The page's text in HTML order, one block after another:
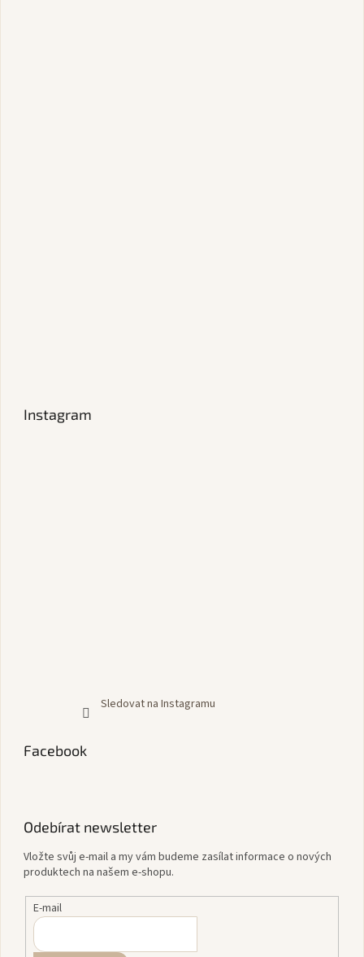
Instagram
Sledovat na Instagramu
Facebook
Odebírat newsletter
Vložte svůj e-mail a my vám budeme zasílat informace o nových
produktech na našem e-shopu.
E-mail